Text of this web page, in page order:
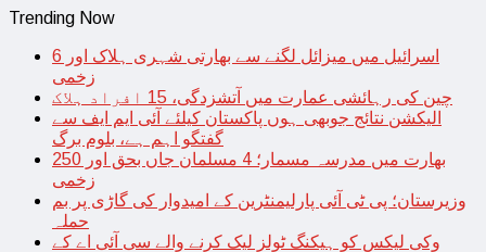
Trending Now
اسرائیل میں میزائل لگنے سے بھارتی شہری ہلاک اور 6
زخمی
چین کی رہائشی عمارت میں آتشزدگی، 15 افراد ہلاک
الیکشن نتائج جوبھی ہوں پاکستان کیلئے آئی ایم ایف سے
گفتگو اہم ہے، بلوم برگ
بھارت میں مدرسہ مسمار؛ 4 مسلمان جاں بحق اور 250
زخمی
وزیرستان؛ پی ٹی آئی پارلیمنٹرین کے امیدوار کی گاڑی پر بم
حملہ
وکی لیکس کو ہیکنگ ٹولز لیک کرنے والے سی آئی اے کے